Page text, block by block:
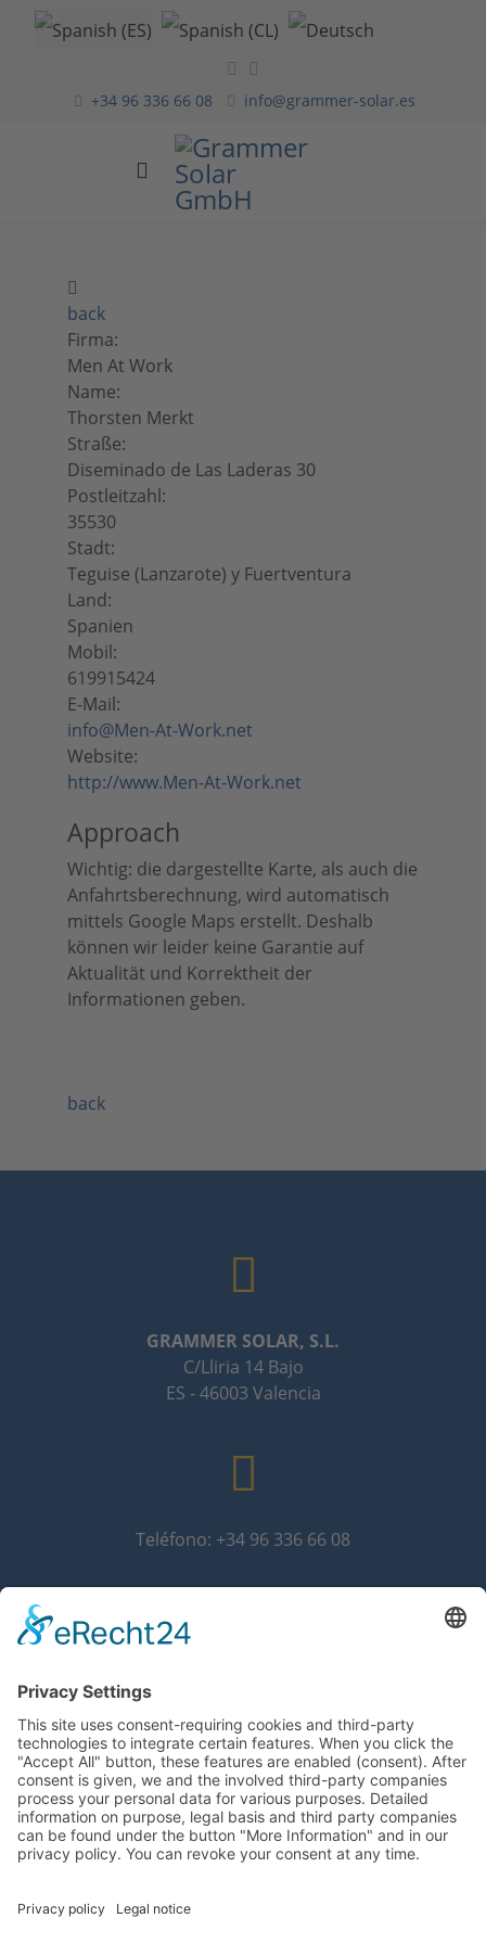
Seleccione su idioma
+34 96 336 66 08 info@grammer-solar.es
back
Firma:
Men At Work
Name:
Thorsten Merkt
Straße:
Diseminado de Las Laderas 30
Postleitzahl:
35530
Stadt:
Teguise (Lanzarote) y Fuertventura
Land:
Spanien
Mobil:
619915424
E-Mail:
info@Men-At-Work.net
Website:
http://www.Men-At-Work.net
Approach
Wichtig: die dargestellte Karte, als auch die
Anfahrtsberechnung, wird automatisch
mittels Google Maps erstellt. Deshalb
können wir leider keine Garantie auf
Aktualität und Korrektheit der
Informationen geben.
back
GRAMMER SOLAR, S.L.
C/Lliria 14 Bajo
ES - 46003 Valencia
Teléfono: +34 96 336 66 08
info@grammer-solar.es
Información legal
Politica de privacidad